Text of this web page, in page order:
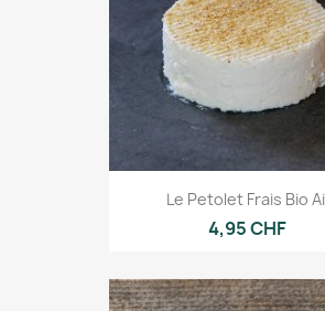
Le Petolet Frais Bio
4,95 CHF